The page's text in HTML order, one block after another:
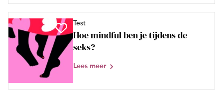
Test
Hoe mindful ben je tijdens de
seks?
Lees meer